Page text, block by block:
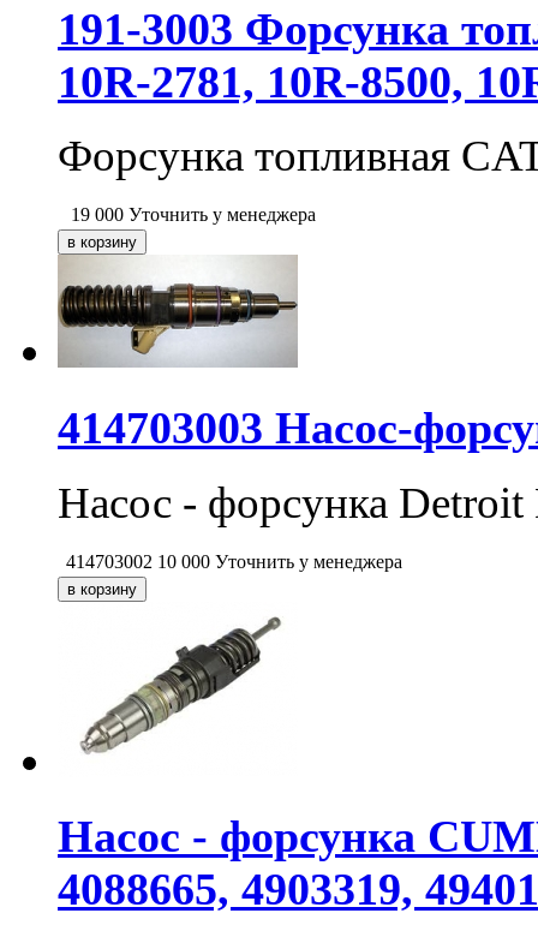
191-3003 Форсунка
10R-2781, 10R-8500,
Форсунка топливная
19 000 Уточнить у менеджера
414703003 Насос-
Насос - форсунка
414703002 10 000 Уточнить у менеджера
Насос - форсунка
4088665, 4903319,